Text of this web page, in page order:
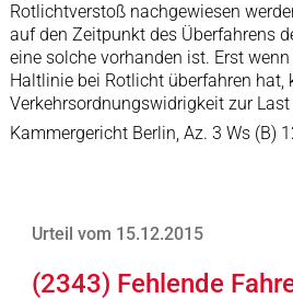
Rotlichtverstoß nachgewiesen
auf den Zeitpunkt des Überfahrens
eine solche vorhanden ist. Erst
Haltlinie bei Rotlicht überfahren hat,
Verkehrsordnungswidrigkeit zur
Kammergericht Berlin, Az. 3 Ws (B)
Urteil vom 15.12.2015
(2343) Fehlende